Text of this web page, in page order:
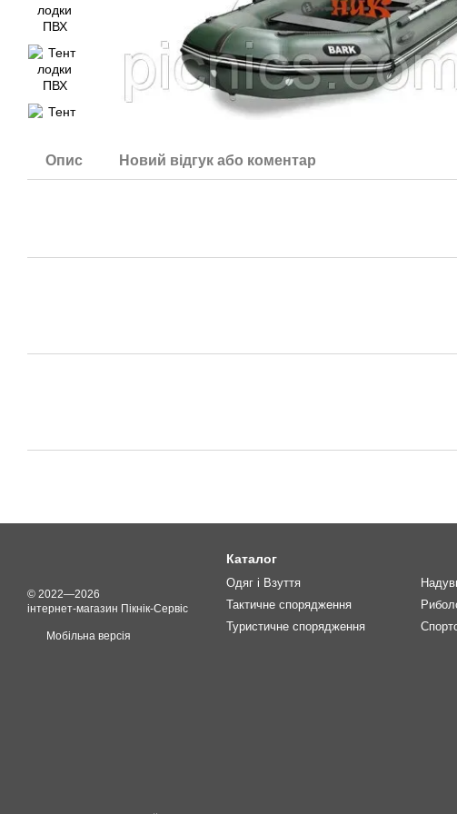
Опис Новий відгук або коментар
© 2022—2026
інтернет-магазин Пікнік-Сервіс
Мобільна версія
Каталог
Одяг і Взуття
Тактичне спорядження
Туристичне спорядження